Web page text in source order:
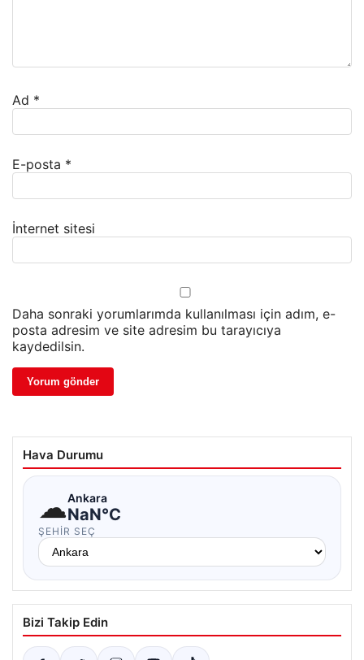
Ad *
E-posta *
İnternet sitesi
Daha sonraki yorumlarımda kullanılması için adım, e-
posta adresim ve site adresim bu tarayıcıya
kaydedilsin.
Hava Durumu
☁Ankara
NaN°C
ŞEHIR SEÇ
Bizi Takip Edin